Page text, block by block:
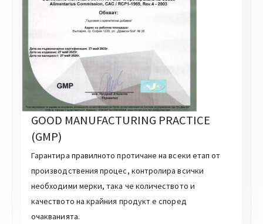
GOOD MANUFACTURING PRACTICE
(GMP)
Гарантира правилното протичане на всеки етап от
производствения процес, контролира всички
необходими мерки, така че количеството и
качеството на крайния продукт е според
очакванията.